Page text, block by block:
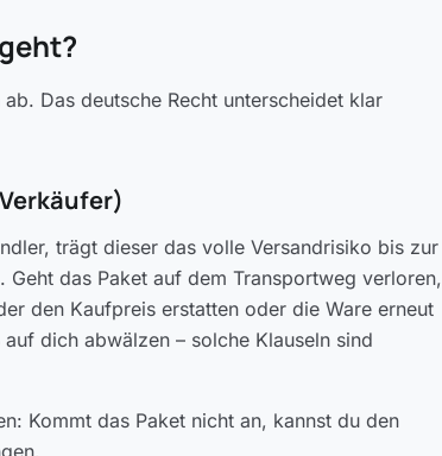
Das deutsche Recht unterscheidet klar
trägt dieser das volle Versandrisiko bis zur
das Paket auf dem Transportweg verloren,
den Kaufpreis erstatten oder die Ware erneut
dich abwälzen – solche Klauseln sind
Kommt das Paket nicht an, kannst du den